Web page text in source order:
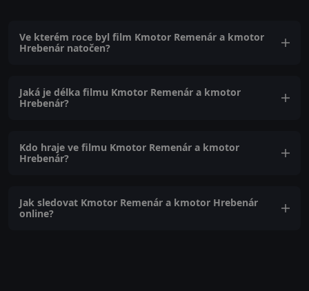
Ve kterém roce byl film Kmotor Remenár a kmotor
Hrebenár natočen?
Jaká je délka filmu Kmotor Remenár a kmotor
Hrebenár?
Kdo hraje ve filmu Kmotor Remenár a kmotor
Hrebenár?
Jak sledovat Kmotor Remenár a kmotor Hrebenár
online?